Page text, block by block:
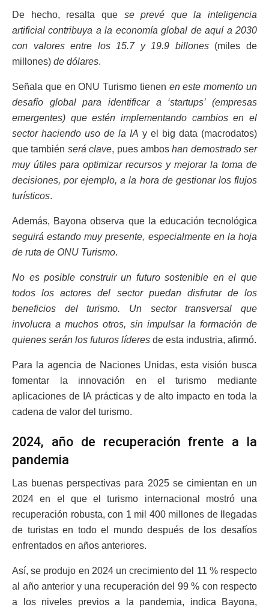
De hecho, resalta que se prevé que la inteligencia
artificial contribuya a la economía global de aquí a 2030
con valores entre los 15.7 y 19.9 billones (miles de
millones) de dólares.
Señala que en ONU Turismo tienen en este momento un
desafío global para identificar a ‘startups’ (empresas
emergentes) que estén implementando cambios en el
sector haciendo uso de la IA y el big data (macrodatos)
que también será clave, pues amboshan demostrado ser
muy útiles para optimizar recursos y mejorar la toma de
decisiones, por ejemplo, a la hora de gestionar los flujos
turísticos.
Además, Bayona observa que la educación tecnológica
seguirá estando muy presente, especialmente en la hoja
de ruta de ONU Turismo.
No es posible construir un futuro sostenible en el que
todos los actores del sector puedan disfrutar de los
beneficios del turismo. Un sector transversal que
involucra a muchos otros, sin impulsar la formación de
quienes serán los futuros líderes de esta industria, afirmó.
Para la agencia de Naciones Unidas, esta visión busca
fomentar la innovación en el turismo mediante
aplicaciones de IA prácticas y de alto impacto en toda la
cadena de valor del turismo.
2024, año de recuperación frente a la
pandemia
Las buenas perspectivas para 2025 se cimientan en un
2024 en el que el turismo internacional mostró una
recuperación robusta, con 1 mil 400 millones de llegadas
de turistas en todo el mundo después de los desafíos
enfrentados en años anteriores.
Así, se produjo en 2024 un crecimiento del 11 % respecto
al año anterior y una recuperación del 99 % con respecto
a los niveles previos a la pandemia, indica Bayona,